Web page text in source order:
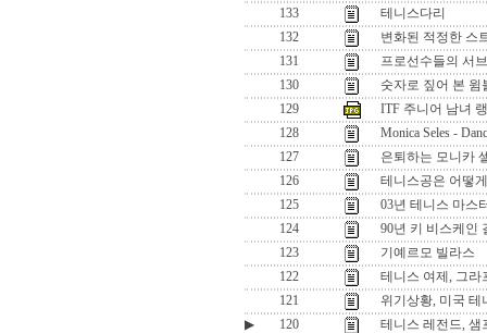
133
테니스다리
132
변화된 적정한 스
131
프로선수들의 서
130
숫자로 짚어 본 윔
129
ITF 주니어 남녀
128
Monica Seles -
127
은퇴하는 모니카
126
테니스공은 어떻
125
03년 테니스 마스
124
90년 키 비스케인
123
기예르모 빌라스
122
테니스 여제, 그라
121
위기상황, 미국 테
▶
120
테니스 레전드, 샘